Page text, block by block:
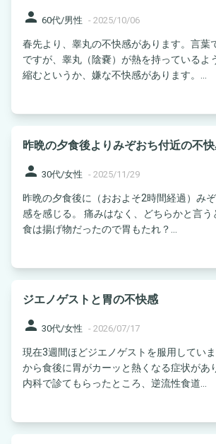
person 60代/男性 - 2025/10/06
春先より、睾丸の不快感があります。言葉
ですが、睾丸（陰嚢）が熱を持っているよ
縮むというか、嫌な不快感があります。...
昨晩の夕食後よりみぞおち付近の不
person 30代/女性 - 2025/11/29
昨晩の夕食後に（おおよそ2時間経過）み
感を感じる。 痛みはなく、どちらかと言うと気持ち悪さ。 夕
食は揚げ物だったので胃もたれ？...
ジエノゲストと胃の不快感
person 30代/女性 - 2026/07/17
現在3週間ほどジエノゲストを服用してい
から食後に胃がカーッと熱くなる症状があ
内科で診てもらったところ、逆流性食道...